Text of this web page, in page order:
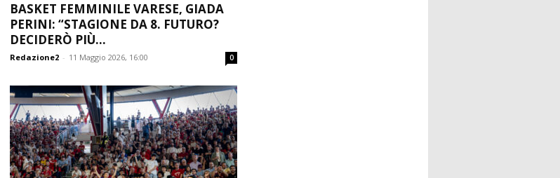
BASKET FEMMINILE VARESE, GIADA
PERINI: “STAGIONE DA 8. FUTURO?
DECIDERÒ PIÙ...
Redazione2 - 11 Maggio 2026, 16:00 0